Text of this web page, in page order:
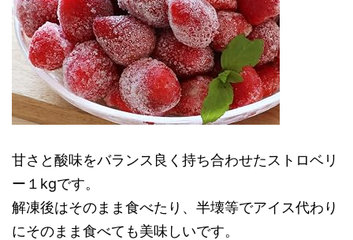
甘さと酸味をバランス良く持ち合わせたストロベリ
ー１kgです。
解凍後はそのまま食べたり、半壊等でアイス代わり
にそのまま食べても美味しいです。